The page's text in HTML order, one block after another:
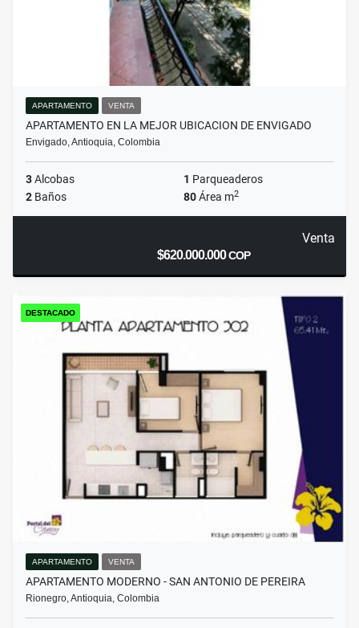
APARTAMENTO VENTA
APARTAMENTO EN LA MEJOR UBICACION DE ENVIGADO
Envigado, Antioquia, Colombia
3Alcobas 1 Parqueaderos
2 Baños 80Área m2
Venta
$620.000.000COP
DESTACADO
APARTAMENTO VENTA
APARTAMENTO MODERNO - SAN ANTONIO DE PEREIRA
Rionegro, Antioquia, Colombia